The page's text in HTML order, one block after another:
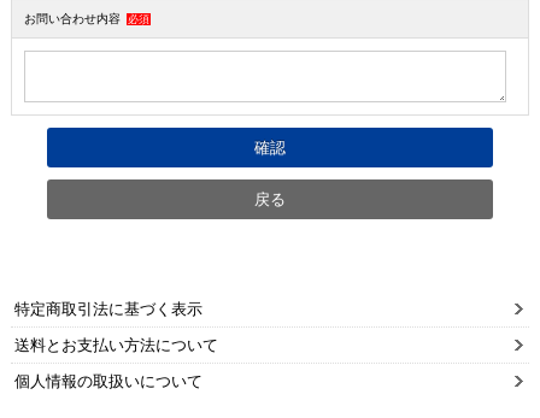
お問い合わせ内容 必須
特定商取引法に基づく表示
送料とお支払い方法について
個人情報の取扱いについて